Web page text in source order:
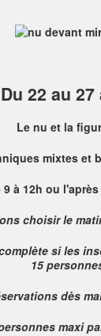
Du 22 au
Le nu et la
mixtes et
à 12h ou
choisir le
si les
15
dès
maxi